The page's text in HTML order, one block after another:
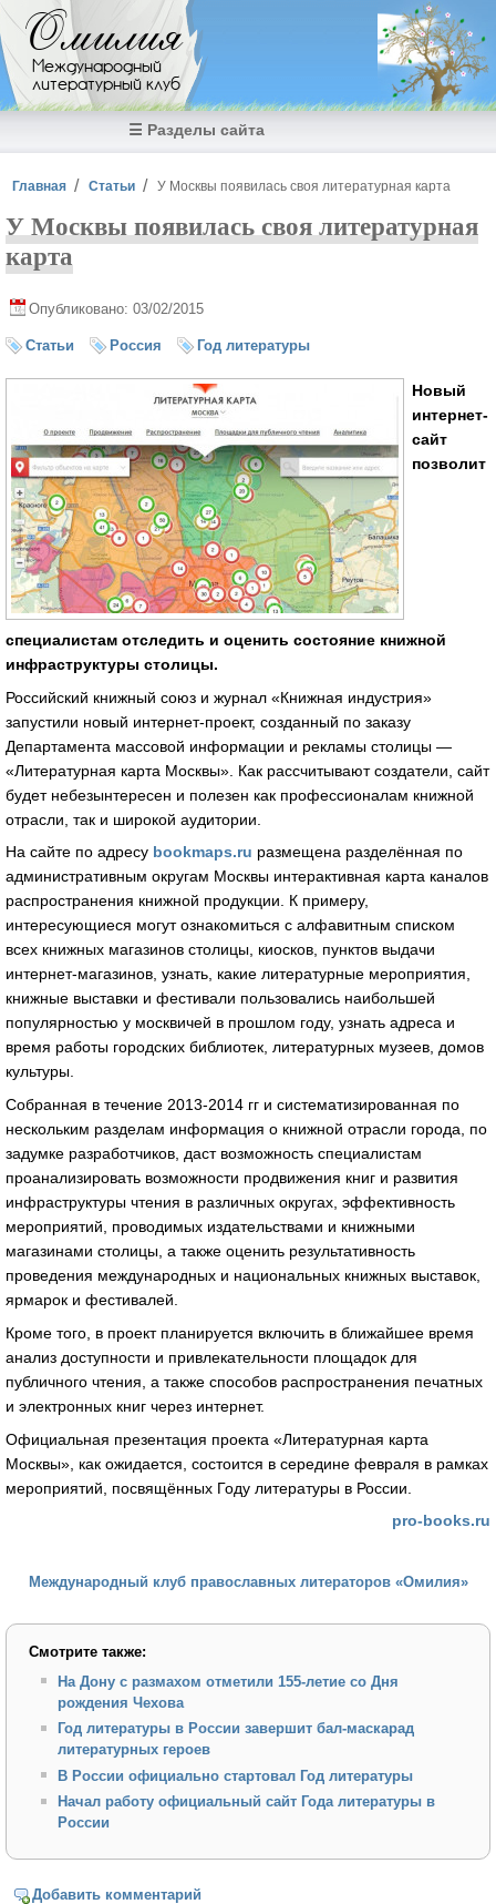
Перейти к основному содержанию
Омилия
Международный
литературный клуб
☰ Разделы сайта
Вы здесь
Главная Статьи У Москвы появилась своя литературная карта
У Москвы появилась своя литературная
карта
Опубликовано: 03/02/2015
Статьи Россия Год литературы
Новый
интернет-
сайт
позволит
специалистам отследить и оценить состояние книжной
инфраструктуры столицы.
Российский книжный союз и журнал «Книжная индустрия»
запустили новый интернет-проект, созданный по заказу
Департамента массовой информации и рекламы столицы —
«Литературная карта Москвы». Как рассчитывают создатели, сайт
будет небезынтересен и полезен как профессионалам книжной
отрасли, так и широкой аудитории.
На сайте по адресу bookmaps.ru размещена разделённая по
административным округам Москвы интерактивная карта каналов
распространения книжной продукции. К примеру,
интересующиеся могут ознакомиться с алфавитным списком
всех книжных магазинов столицы, киосков, пунктов выдачи
интернет-магазинов, узнать, какие литературные мероприятия,
книжные выставки и фестивали пользовались наибольшей
популярностью у москвичей в прошлом году, узнать адреса и
время работы городских библиотек, литературных музеев, домов
культуры.
Собранная в течение 2013-2014 гг и систематизированная по
нескольким разделам информация о книжной отрасли города, по
задумке разработчиков, даст возможность специалистам
проанализировать возможности продвижения книг и развития
инфраструктуры чтения в различных округах, эффективность
мероприятий, проводимых издательствами и книжными
магазинами столицы, а также оценить результативность
проведения международных и национальных книжных выставок,
ярмарок и фестивалей.
Кроме того, в проект планируется включить в ближайшее время
анализ доступности и привлекательности площадок для
публичного чтения, а также способов распространения печатных
и электронных книг через интернет.
Официальная презентация проекта «Литературная карта
Москвы», как ожидается, состоится в середине февраля в рамках
мероприятий, посвящённых Году литературы в России.
pro-books.ru
Международный клуб православных литераторов «Омилия»
Смотрите также:
На Дону с размахом отметили 155-летие со Дня
рождения Чехова
Год литературы в России завершит бал-маскарад
литературных героев
В России официально стартовал Год литературы
Начал работу официальный сайт Года литературы в
России
Добавить комментарий